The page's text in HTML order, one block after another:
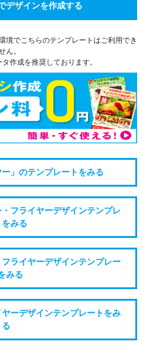
デザインを作成する
境でこちらのテンプレートはご利用でき
ん。
作成を推奨しております。
」のテンプレートをみる
フライヤーデザインテンプレ
をみる
ライヤーデザインテンプレー
みる
ーデザインテンプレートをみ
る